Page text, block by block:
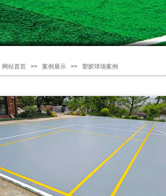
网站首页 >> 案例展示 >> 塑胶球场案例